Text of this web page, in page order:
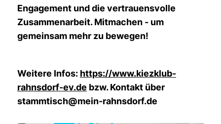
Engagement und die vertrauensvolle
Zusammenarbeit. Mitmachen - um
gemeinsam mehr zu bewegen!
Weitere Infos: https://www.kiezklub-
rahnsdorf-ev.de bzw. Kontakt über
stammtisch@mein-rahnsdorf.de